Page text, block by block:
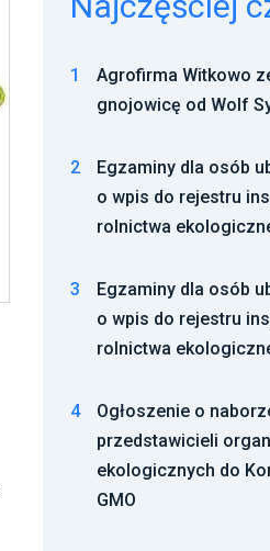
1
Agrofirma Witkowo
gnojowicę od Wolf
2
Egzaminy dla osób
o wpis do rejestru
rolnictwa
3
Egzaminy dla osób
o wpis do rejestru
rolnictwa
4
Ogłoszenie o
przedstawicieli
ekologicznych do
GMO